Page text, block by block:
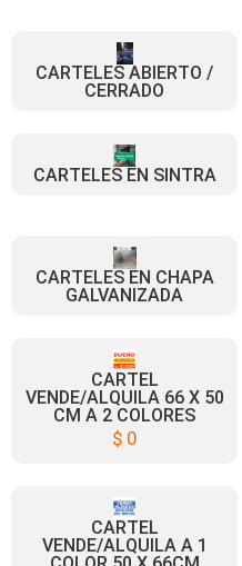
CARTELES ABIERTO /
CERRADO
CARTELES EN SINTRA
CARTELES EN CHAPA
GALVANIZADA
CARTEL
VENDE/ALQUILA 66 X 50
CM A 2 COLORES
$0
CARTEL
VENDE/ALQUILA A 1